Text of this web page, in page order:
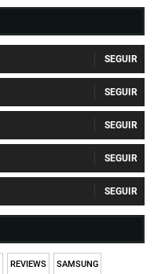
REVIEWS SAMSUNG